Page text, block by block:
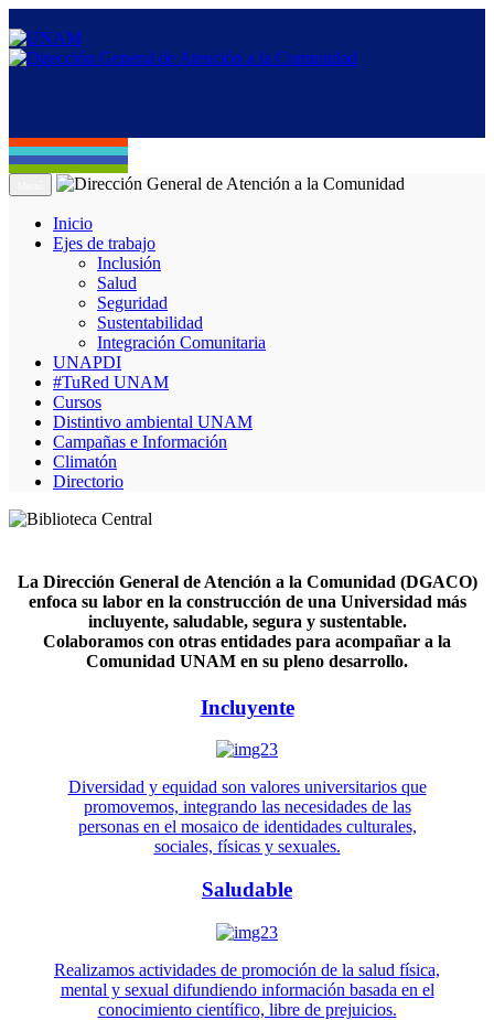
Inicio
Ejes de trabajo
Inclusión
Salud
Seguridad
Sustentabilidad
Integración Comunitaria
UNAPDI
#TuRed UNAM
Cursos
Distintivo ambiental UNAM
Campañas e Información
Climatón
Directorio
La Dirección General de Atención a la Comunidad (DGACO)
enfoca su labor en la construcción de una Universidad más
incluyente, saludable, segura y sustentable.
Colaboramos con otras entidades para acompañar a la
Comunidad UNAM en su pleno desarrollo.
Incluyente
Diversidad y equidad son valores universitarios que
promovemos, integrando las necesidades de las
personas en el mosaico de identidades culturales,
sociales, físicas y sexuales.
Saludable
Realizamos actividades de promoción de la salud física,
mental y sexual difundiendo información basada en el
conocimiento científico, libre de prejuicios.